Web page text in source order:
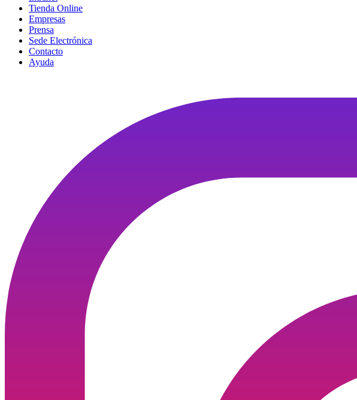
Tienda Online
Empresas
Prensa
Sede Electrónica
Contacto
Ayuda